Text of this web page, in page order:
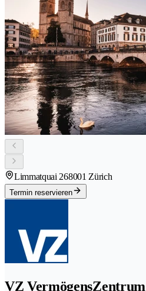
Limmatquai 268001 Zürich
Termin reservieren
VZ VermögensZentrum